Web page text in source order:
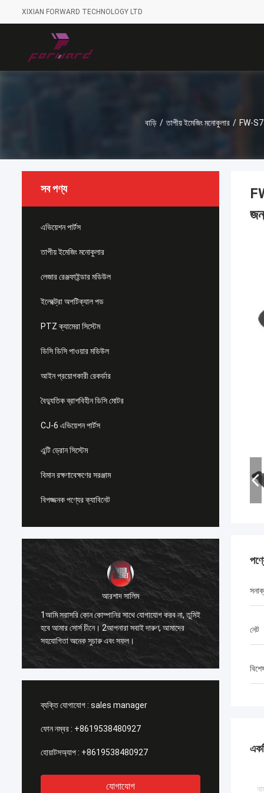
XIXIAN FORWARD TECHNOLOGY LTD
বাড়ি / তাপীয় ইমেজিং মনোকুলার / FW-
সব পণ্য
এভিয়েশন পার্টস
তাপীয় ইমেজিং মনোকুলার
লেজার রেঞ্জফাইন্ডার মডিউল
ইলেক্ট্রো অপটিক্যাল পড
PTZ ক্যামেরা সিস্টেম
ডিসি ডিসি পাওয়ার মডিউল
আইন প্রয়োগকারী রেকর্ডার
বৈদ্যুতিক ব্রাশবিহীন ডিসি মোটর
CJ-6 এভিয়েশন পার্টস
এন্টি ড্রোন সিস্টেম
বিমান রক্ষণাবেক্ষণের সরঞ্জাম
বিপজ্জনক পণ্যের ক্যাবিনেট
আরশাদ সালিম
1আমি সরাসরি কোন কোম্পানির সাথে যোগাযোগ করব না, তুমিই
হবে আমার সোর্স চীনে। 2আপনারা সবাই দারুণ, আমাদের
সহযোগিতা অনেক সুচারু এবং সফল।
1.
যে, আমি
সম্পর্কে
ব্যক্তি যোগাযোগ : sales manager
ফোন নম্বর : +8619538480927
হোয়াটসঅ্যাপ : +8619538480927
যোগাযোগ
নেট